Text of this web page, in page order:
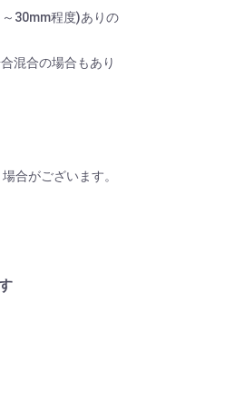
30mm程度)ありの
混合の場合もあり
合がございます。